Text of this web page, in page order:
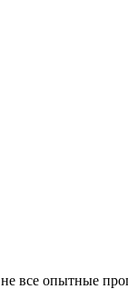
все опытные